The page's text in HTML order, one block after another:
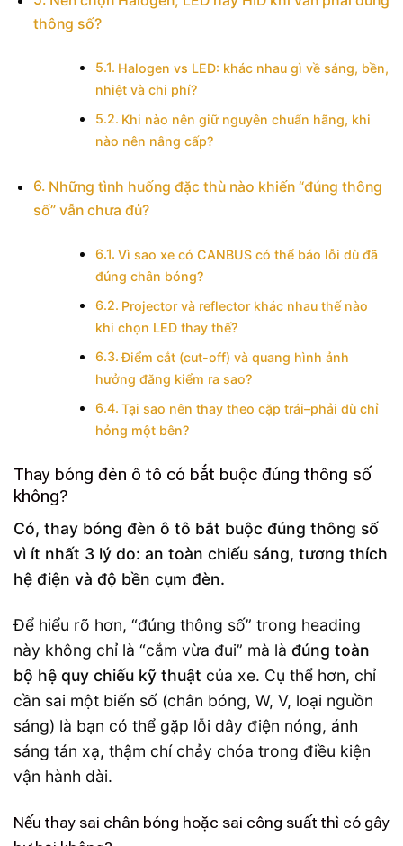
thông số?
Halogen vs LED: khác nhau gì về sáng, bền,
nhiệt và chi phí?
Khi nào nên giữ nguyên chuẩn hãng, khi
nào nên nâng cấp?
Những tình huống đặc thù nào khiến “đúng thông
số” vẫn chưa đủ?
Vì sao xe có CANBUS có thể báo lỗi dù đã
đúng chân bóng?
Projector và reflector khác nhau thế nào
khi chọn LED thay thế?
Điểm cắt (cut-off) và quang hình ảnh
hưởng đăng kiểm ra sao?
Tại sao nên thay theo cặp trái–phải dù chỉ
hỏng một bên?
Thay bóng đèn ô tô có bắt buộc đúng thông số
không?
Có, thay bóng đèn ô tô bắt buộc đúng thông số
vì ít nhất 3 lý do: an toàn chiếu sáng, tương thích
hệ điện và độ bền cụm đèn.
Để hiểu rõ hơn, “đúng thông số” trong heading
này không chỉ là “cắm vừa đui” mà là đúng toàn
bộ hệ quy chiếu kỹ thuật của xe. Cụ thể hơn, chỉ
cần sai một biến số (chân bóng, W, V, loại nguồn
sáng) là bạn có thể gặp lỗi dây điện nóng, ánh
sáng tán xạ, thậm chí chảy chóa trong điều kiện
vận hành dài.
Nếu thay sai chân bóng hoặc sai công suất thì có gây